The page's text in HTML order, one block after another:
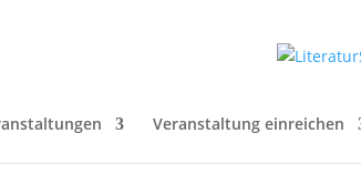
Veranstaltung einreichen